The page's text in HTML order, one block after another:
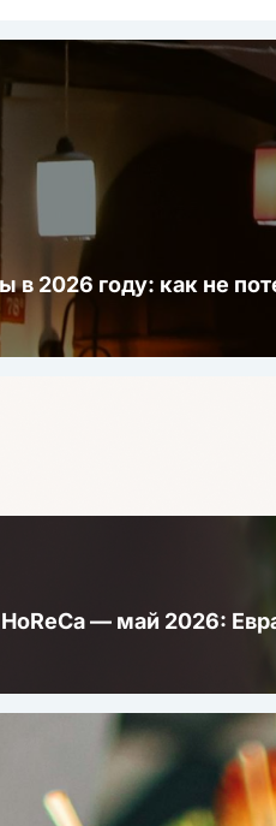
в 2026 году: как не
HoReCa — май 2026: